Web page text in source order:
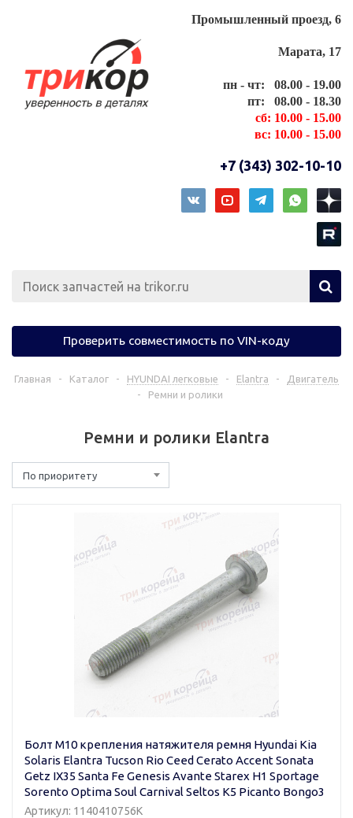
Промышленный проезд, 6
Марата, 17
пн - чт: 08.00 - 19.00
пт: 08.00 - 18.30
сб: 10.00 - 15.00
вс: 10.00 - 15.00
+7 (343) 302-10-10
Проверить совместимость по VIN-коду
Главная - Каталог - HYUNDAI легковые - Elantra -
Двигатель
-
Ремни и ролики
Ремни и ролики Elantra
По приоритету
Болт М10 крепления натяжителя ремня Hyundai Kia
Solaris Elantra Tucson Rio Ceed Cerato Accent Sonata
Getz IX35 Santa Fe Genesis Avante Starex H1 Sportage
Sorento Optima Soul Carnival Seltos K5 Picanto Bongo3
Артикул: 1140410756K